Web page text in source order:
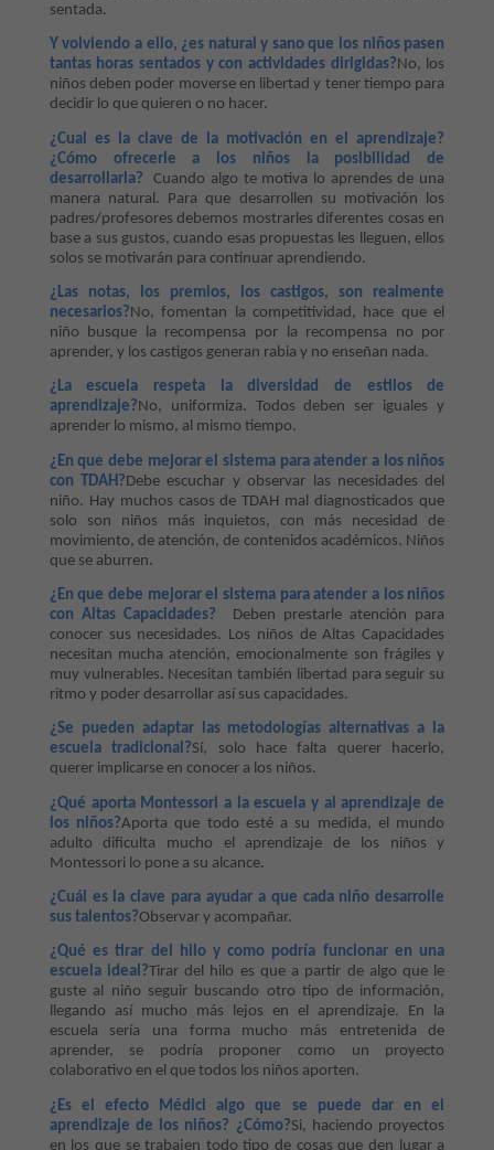
sentada.
Y volviendo a ello, ¿es natural y sano que los niños pasen
tantas horas sentados y con actividades dirigidas?No, los
niños deben poder moverse en libertad y tener tiempo para
decidir lo que quieren o no hacer.
¿Cual es la clave de la motivación en el aprendizaje?
¿Cómo ofrecerle a los niños la posibilidad de
desarrollarla?
Cuando algo te motiva lo aprendes de una
manera natural. Para que desarrollen su motivación los
padres/profesores debemos mostrarles diferentes cosas en
base a sus gustos, cuando esas propuestas les lleguen, ellos
solos se motivarán para continuar aprendiendo.
¿Las notas, los premios, los castigos, son realmente
necesarios? No, fomentan la competitividad, hace que el
niño busque la recompensa por la recompensa no por
aprender, y los castigos generan rabia y no enseñan nada.
¿La escuela respeta la diversidad de estilos de
aprendizaje?No, uniformiza. Todos deben ser iguales y
aprender lo mismo, al mismo tiempo.
¿En que debe mejorar el sistema para atender a los niños
con TDAH?Debe escuchar y observar las necesidades del
niño. Hay muchos casos de TDAH mal diagnosticados que
solo son niños más inquietos, con más necesidad de
movimiento, de atención, de contenidos académicos. Niños
que se aburren.
¿En que debe mejorar el sistema para atender a los niños
con Altas Capacidades?
Deben prestarle atención para
conocer sus necesidades. Los niños de Altas Capacidades
necesitan mucha atención, emocionalmente son frágiles y
muy vulnerables. Necesitan también libertad para seguir su
ritmo y poder desarrollar así sus capacidades.
¿Se pueden adaptar las metodologías alternativas a la
escuela tradicional?Sí, solo hace falta querer hacerlo,
querer implicarse en conocer a los niños.
¿Qué aporta Montessori a la escuela y al aprendizaje de
los niños?Aporta que todo esté a su medida, el mundo
adulto dificulta mucho el aprendizaje de los niños y
Montessori lo pone a su alcance.
¿Cuál es la clave para ayudar a que cada niño desarrolle
sus talentos?Observar y acompañar.
¿Qué es tirar del hilo y como podría funcionar en una
escuela ideal?Tirar del hilo es que a partir de algo que le
guste al niño seguir buscando otro tipo de información,
llegando así mucho más lejos en el aprendizaje. En la
escuela sería una forma mucho más entretenida de
aprender, se podría proponer como un proyecto
colaborativo en el que todos los niños aporten.
¿Es el efecto Médici algo que se puede dar en el
aprendizaje de los niños? ¿Cómo?Si, haciendo proyectos
en los que se trabajen todo tipo de cosas que den lugar a